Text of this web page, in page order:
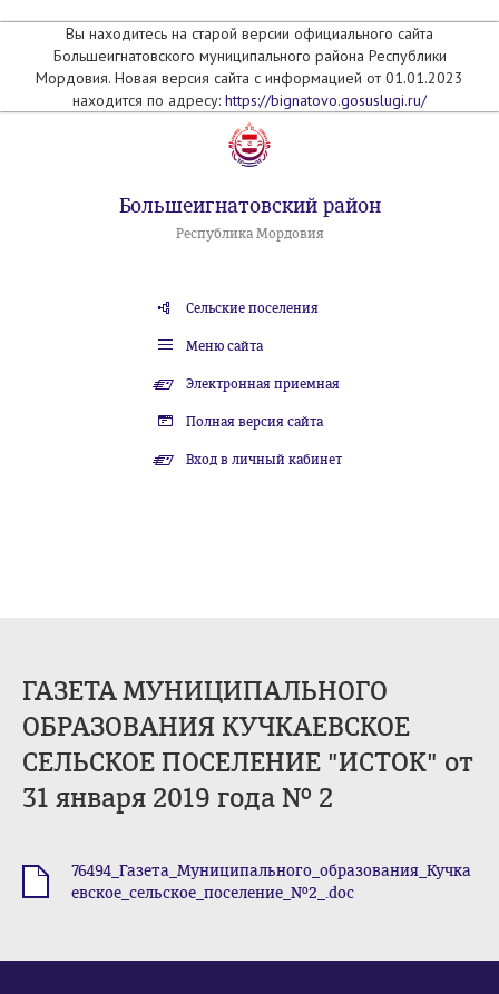
Вы находитесь на старой версии официального сайта
Большеигнатовского муниципального района Республики
Мордовия. Новая версия сайта с информацией от 01.01.2023
находится по адресу: https://bignatovo.gosuslugi.ru/
Большеигнатовский район
Республика Мордовия
Сельские поселения
Меню сайта
Электронная приемная
Полная версия сайта
Вход в личный кабинет
ГАЗЕТА МУНИЦИПАЛЬНОГО
ОБРАЗОВАНИЯ КУЧКАЕВСКОЕ
СЕЛЬСКОЕ ПОСЕЛЕНИЕ "ИСТОК" от
31 января 2019 года № 2
76494_Газета_Муниципального_образования_Кучка
евское_сельское_поселение_№2_.doc